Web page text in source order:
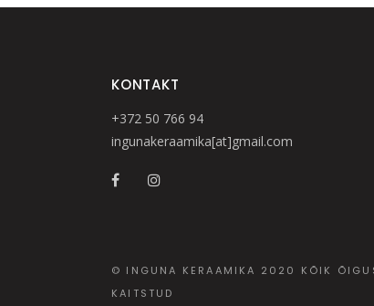
KONTAKT
+372 50 766 94
ingunakeraamika[at]gmail.com
© INGUNA KERAAMIKA 2020 KÕIK
KAITSTUD